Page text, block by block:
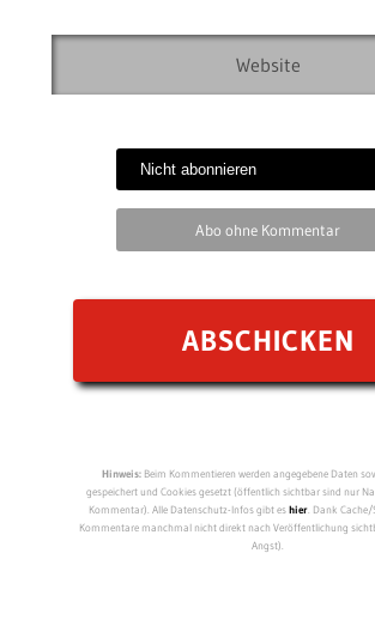
Abo ohne Kommentar
Hinweis:Beim Kommentieren werden angegebene Daten
gespeichert und Cookies gesetzt (öffentlich sichtbar sind nur
Kommentar). Alle Datenschutz-Infos gibt eshier. Dank
Kommentare manchmal nicht direkt nach Veröffentlichung
Angst).